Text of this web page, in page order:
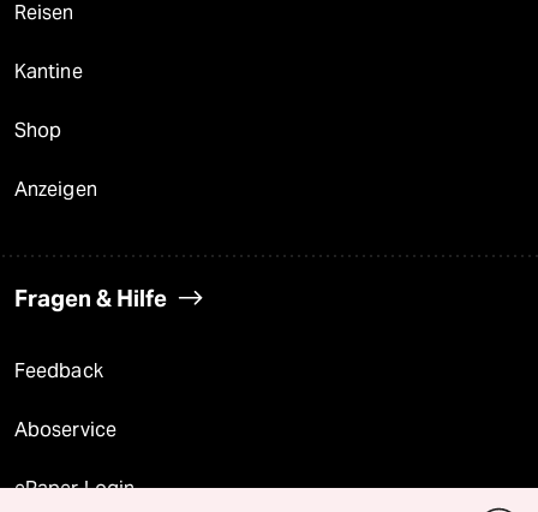
Reisen
Kantine
Shop
Anzeigen
Fragen & Hilfe
Feedback
Aboservice
ePaper Login